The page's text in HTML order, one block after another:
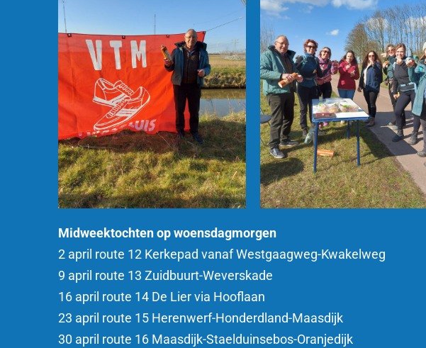
Midweektochten op woensdagmorgen
2 april route 12 Kerkepad vanaf Westgaagweg-Kwakelweg
9 april route 13 Zuidbuurt-Weverskade
16 april route 14 De Lier via Hooflaan
23 april route 15 Herenwerf-Honderdland-Maasdijk
30 april route 16 Maasdijk-Staelduinsebos-Oranjedijk